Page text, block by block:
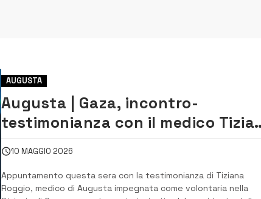
AUGUSTA
Augusta | Gaza, incontro-
testimonianza con il medico
Roggio questa sera
10 MAGGIO 2026
Appuntamento questa sera con la testimonianza di Tiziana
Roggio, medico di Augusta impegnata come volontaria nella